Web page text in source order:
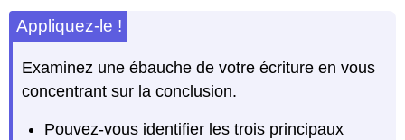
Appliquez-le !
Examinez une ébauche de votre écriture en vous
concentrant sur la conclusion.
Pouvez-vous identifier les trois principaux